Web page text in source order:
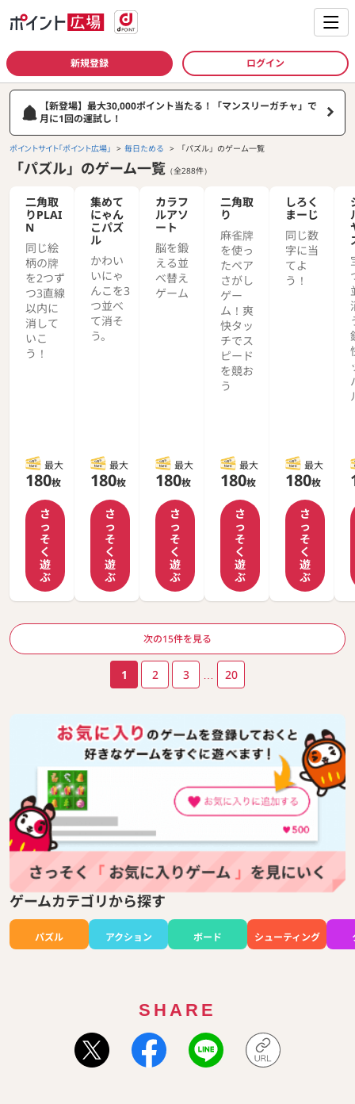
新規登録 ログイン
【新登場】最大30,000ポイント当たる！「マンスリーガチャ」で
月に1回の運試し！
ポイントサイト「ポイント広場」 毎日ためる 「パズル」のゲーム一覧
「パズル」のゲーム一覧 （全288件）
二角取
りPLAI
N
同じ絵
柄の牌
を2つず
つ3直線
以内に
消して
いこ
う！
最大
180枚
さ
っ
そ
く
遊
ぶ
集めて
にゃん
こパズ
ル
かわい
いにゃ
んこを3
つ並べ
て消そ
う。
最大
180枚
さ
っ
そ
く
遊
ぶ
カラフ
ルアソ
ート
脳を鍛
える並
べ替え
ゲーム
最大
180枚
さ
っ
そ
く
遊
ぶ
二角取
り
麻雀牌
を使っ
たペア
さがし
ゲー
ム！爽
快タッ
チでス
ピード
を競お
う
最大
180枚
さ
っ
そ
く
遊
ぶ
しろく
まーじ
同じ数
字に当
てよ
う！
最大
180枚
さ
っ
そ
く
遊
ぶ
ページ送り
次の15件を見る
1 2 3 20
ゲームカテゴリから探す
パズル アクション ボード シューティング
SHARE